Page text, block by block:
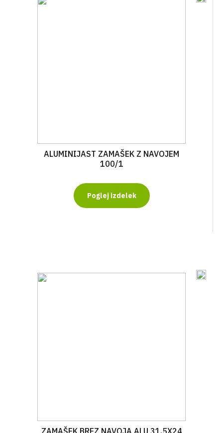
ALUMINIJAST ZAMAŠEK Z NAVOJEM
100/1
Poglej izdelek
ZAMAŠEK BREZ NAVOJA ALU 31,5X24